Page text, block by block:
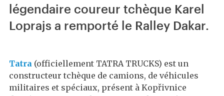
légendaire coureur tchèque Karel
Loprajs a remporté le Ralley Dakar.
Tatra (officiellement TATRA TRUCKS) est un
constructeur tchèque de camions, de véhicules
militaires et spéciaux, présent à Kopřivnice